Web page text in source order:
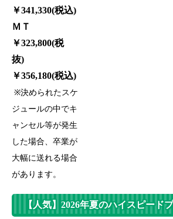
￥341,330(税込)
ＭＴ
￥323,800(税
抜)
￥356,180(税込)
※決められたスケ
ジュールの中でキ
ャンセル等が発生
した場合、卒業が
大幅に送れる場合
があります。
【人気】2026年夏のハイスピード